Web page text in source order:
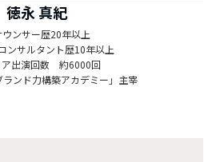
徳永 真紀
ウンサー歴20年以上
ンサルタント歴10年以上
ア出演回数 約6000回
ランド力構築アカデミー」主宰